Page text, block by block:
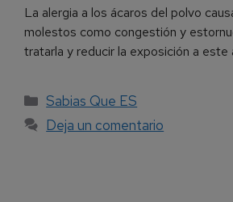
La alergia a los ácaros del polvo
molestos como congestión y
tratarla y reducir la exposición a este
Sabias Que ES
Deja un comentario